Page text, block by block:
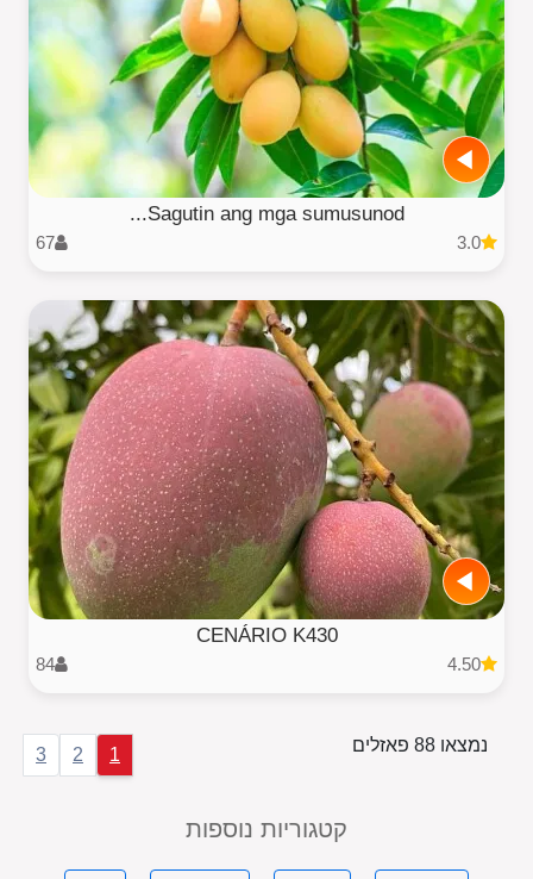
Sagutin ang mga sumusunod...
3.0
67
CENÁRIO K430
4.50
84
נמצאו 88 פאזלים 1
2
3
קטגוריות נוספות